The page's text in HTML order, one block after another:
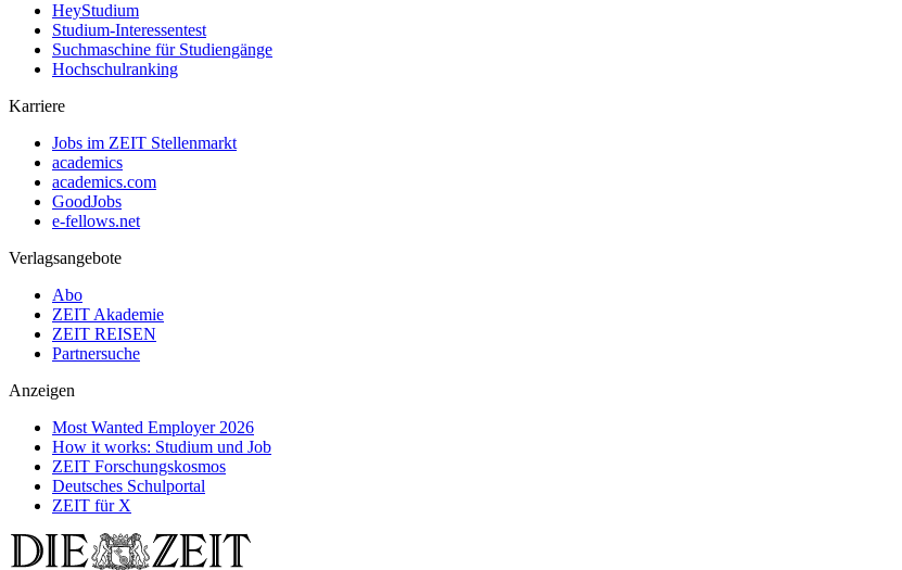
HeyStudium
Studium-Interessentest
Suchmaschine für Studiengänge
Hochschulranking
Karriere
Jobs im ZEIT Stellenmarkt
academics
academics.com
GoodJobs
e-fellows.net
Verlagsangebote
Abo
ZEIT Akademie
ZEIT REISEN
Partnersuche
Anzeigen
Most Wanted Employer 2026
How it works: Studium und Job
ZEIT Forschungskosmos
Deutsches Schulportal
ZEIT für X